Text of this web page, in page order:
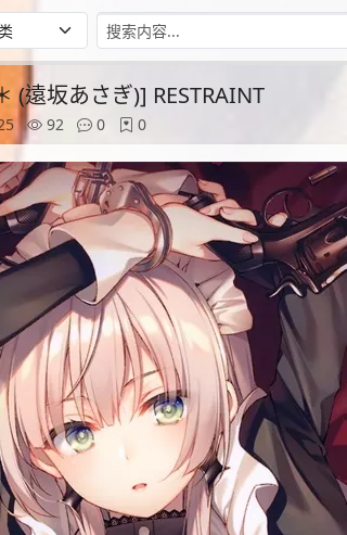
(遠坂あさぎ)] RESTRAINT
92 0 0